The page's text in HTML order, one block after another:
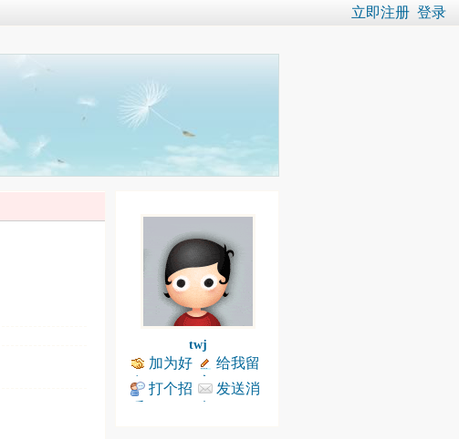
立即注册 登录
twj
加为好
友
给我留
言
打个招
发送消